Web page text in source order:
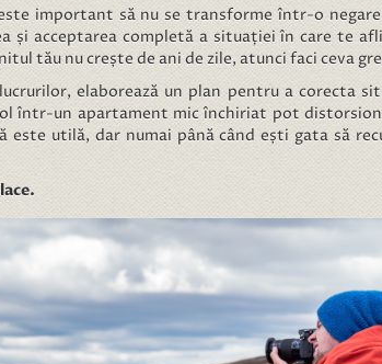
important să nu se transforme într-o
și acceptarea completă a situației în care te
tău nu crește de ani de zile, atunci faci ceva
elaborează un plan pentru a corecta
într-un apartament mic închiriat pot
este utilă, dar numai până când ești gata să